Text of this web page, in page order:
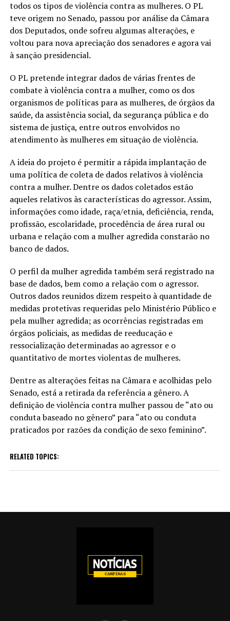
todos os tipos de violência contra as mulheres. O PL
teve origem no Senado, passou por análise da Câmara
dos Deputados, onde sofreu algumas alterações, e
voltou para nova apreciação dos senadores e agora vai
à sanção presidencial.
O PL pretende integrar dados de várias frentes de
combate à violência contra a mulher, como os dos
organismos de políticas para as mulheres, de órgãos da
saúde, da assistência social, da segurança pública e do
sistema de justiça, entre outros envolvidos no
atendimento às mulheres em situação de violência.
A ideia do projeto é permitir a rápida implantação de
uma política de coleta de dados relativos à violência
contra a mulher. Dentre os dados coletados estão
aqueles relativos às características do agressor. Assim,
informações como idade, raça/etnia, deficiência, renda,
profissão, escolaridade, procedência de área rural ou
urbana e relação com a mulher agredida constarão no
banco de dados.
O perfil da mulher agredida também será registrado na
base de dados, bem como a relação com o agressor.
Outros dados reunidos dizem respeito à quantidade de
medidas protetivas requeridas pelo Ministério Público e
pela mulher agredida; as ocorrências registradas em
órgãos policiais, as medidas de reeducação e
ressocialização determinadas ao agressor e o
quantitativo de mortes violentas de mulheres.
Dentre as alterações feitas na Câmara e acolhidas pelo
Senado, está a retirada da referência a gênero. A
definição de violência contra mulher passou de “ato ou
conduta baseado no gênero” para “ato ou conduta
praticados por razões da condição de sexo feminino”.
RELATED TOPICS: